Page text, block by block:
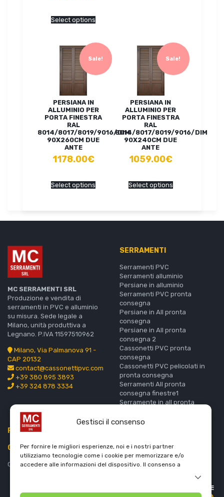
Gestisci il consenso
Per fornire le migliori esperienze, noi e i nostri partner
utilizziamo tecnologie come i cookie per memorizzare e/o
accedere alle informazioni del dispositivo. Il consenso a
navigazione o gli ID univoci su questo sito e di mostrare
Select options
Sale!
PERSIANA IN
ALLUMINIO PER
PORTA FINESTRA
RAL
8014/8017/8019/9016/DIM
90X260CM DUE
ANTE
1178.00€
Select options
Sale!
PERSIANA IN
ALLUMINIO PER
PORTA FINESTRA
RAL
8014/8017/8019/9016/DIM
90X240CM DUE
ANTE
1059.00€
Select options
PREZZO ATTUALE
MC SERRAMENTI SRL
Produzione e vendita di
serramenti in PVC e alluminio
su misura. Sede legale a
Milano, unità produttiva a
Legnano. P.IVA 11597510962
Milano, Via Palmanova 91 -
CAP 20132
contact@cassonettipvc.com
+39 380 895 3893
+39 324 878 3334
SERRAMENTI
Serramenti PVC
Serramenti alluminio
Persiane in alluminio
Serramenti PVC pronta
consegna
Persiane in All pronta
consegna
Persiane in All pronta
consegna 2
Cassonetti PVC pronta
consegna
Cassonetti PVC pelicolati in
pronta consegna
Serramenti All pronta
consegna finestre1
Serramente in all pronta
PROFILI
COPRIFILI
Coprifilo in PVC
LEGALE
Richiesta Preventivo
Informativa sulla privacy